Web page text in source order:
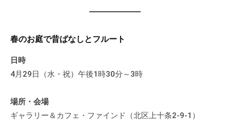
こ
っ
て
ま
す
春のお庭で昔ばなしとフルート
日時
4月29日（水・祝）午後1時30分～3時
場所・会場
ギャラリー＆カフェ・ファインド（北区上十条2-9-1）